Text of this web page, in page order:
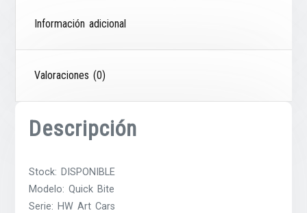
Información adicional
Valoraciones (0)
Descripción
Stock: DISPONIBLE
Modelo: Quick Bite
Serie: HW Art Cars